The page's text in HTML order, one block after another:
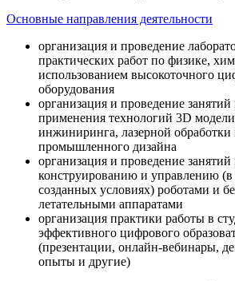
Основные направления деятельности
организация и проведение
практических работ по физике,
использованием высокоточного
оборудования
организация и проведение
применения технологий 3D
инжиниринга, лазерной обработки
промышленного дизайна
организация и проведение
конструированию и управлению (в
созданных условиях) роботами и
летательными аппаратами
организация практики работы в
эффективного цифрового
(презентации, онлайн-вебинары,
опыты и другие)